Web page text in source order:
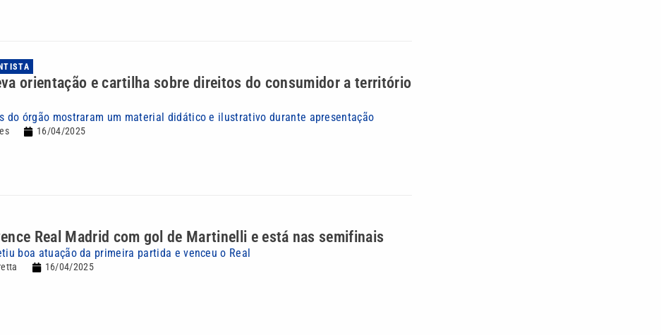
orientação e cartilha sobre direitos do consumidor a território
do órgão mostraram um material didático e ilustrativo durante apresentação
16/04/2025
Real Madrid com gol de Martinelli e está nas semifinais
boa atuação da primeira partida e venceu o Real
16/04/2025